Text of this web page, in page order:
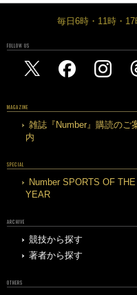
毎日6時・11時・
FOLLOW US
MAGAZINE
雑誌『Number』購読のご
内
SPECIAL
Number SPORTS OF THE
YEAR
ARCHIVE
競技から探す
著者から探す
OTHERS